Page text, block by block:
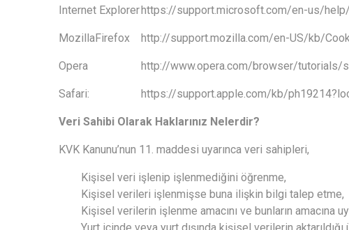
Internet Explorerhttps://support.microsoft.com/en-us/
MozillaFirefox http://support.mozilla.com/en-US/kb/
Opera http://www.opera.com/browser/tutorials/
Safari: https://support.apple.com/kb/
Veri Sahibi Olarak Haklarınız Nelerdir?
KVK Kanunu’nun 11. maddesi uyarınca veri sahipleri,
Kişisel veri işlenip işlenmediğini öğrenme,
Kişisel verileri işlenmişse buna ilişkin bilgi talep etme,
Kişisel verilerin işlenme amacını ve bunların amacına